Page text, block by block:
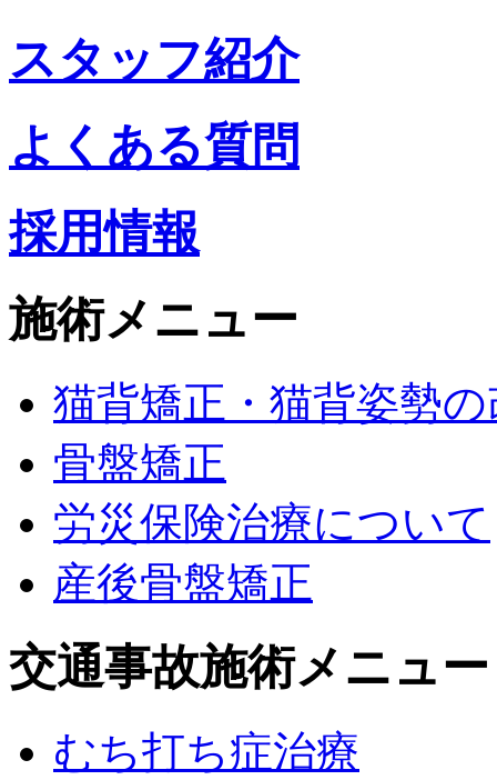
スタッフ紹介
よくある質問
採用情報
施術メニュー
猫背矯正・猫背姿勢
骨盤矯正
労災保険治療について
産後骨盤矯正
交通事故施術メニュー
むち打ち症治療